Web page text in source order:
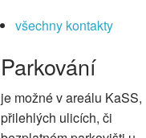
všechny kontakty
Parkování
je možné v areálu KaSS,
přilehlých ulicích, či